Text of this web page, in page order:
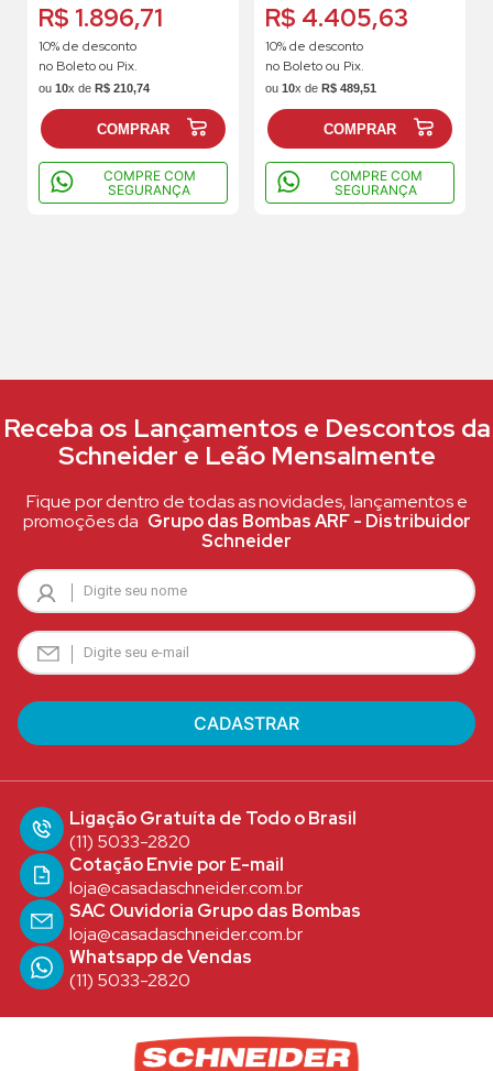
R$ 1.896,71
10% de desconto
no Boleto ou Pix.
ou 10x de R$ 210,74
COMPRAR
COMPRE COM
SEGURANÇA
R$ 4.405,63
10% de desconto
no Boleto ou Pix.
ou 10x de R$ 489,51
COMPRAR
COMPRE COM
SEGURANÇA
Receba os Lançamentos e Descontos da
Schneider e Leão Mensalmente
Fique por dentro de todas as novidades, lançamentos e
promoções da Grupo das Bombas ARF - Distribuidor
Schneider
Ligação Gratuíta de Todo o Brasil
(11) 5033-2820
Cotação Envie por E-mail
loja@casadaschneider.com.br
SAC Ouvidoria Grupo das Bombas
loja@casadaschneider.com.br
Whatsapp de Vendas
(11) 5033-2820